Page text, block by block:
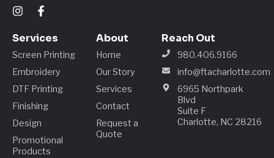
About
Home
Our Story
Services
Contact
Request a
Quote
Services
Screen Printing
Embroidery
DTF Printing
Finishing
Design
Promotional
Products
Reach Out
980.406.9166
info@ftacharlotte.com
6965 Northpark
Blvd
Suite F
Charlotte, NC 28216